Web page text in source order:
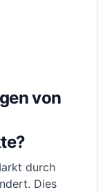
von
durch
Dies